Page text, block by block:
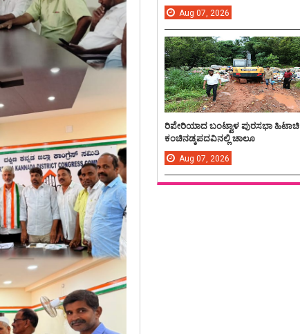
Aug 07, 2026
ರಿಪೇರಿಯಾದ ಬಂಟ್ವಾಳ ಪುರಸಭಾ ಹಿಟಾಚಿ
ಕಂಚಿನಡ್ಕಪದವಿನಲ್ಲಿ ಚಾಲೂ
Aug 07, 2026